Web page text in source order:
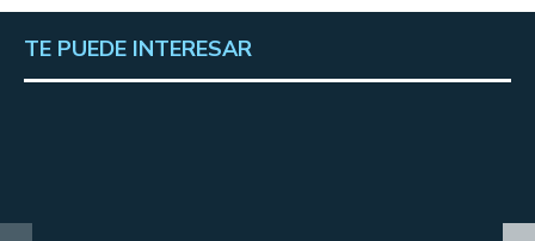
TE PUEDE INTERESAR